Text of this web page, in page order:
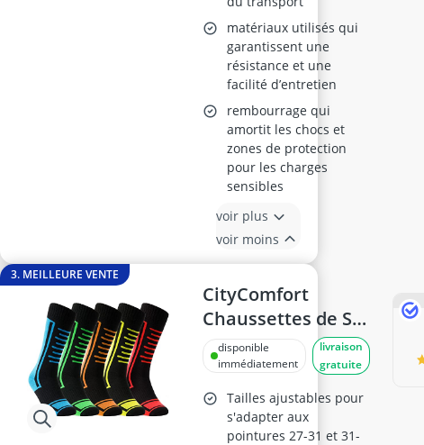
matériaux utilisés qui
garantissent une
résistance et une
facilité d’entretien
rembourrage qui
amortit les chocs et
zones de protection
pour les charges
sensibles
voir plus
voir moins
3. MEILLEURE VENTE
CityComfort
Chaussettes de Ski
Garçon Lot de 5
Noir, 27/31
disponible
immédiatement
livraison
gratuite
Tailles ajustables pour
s'adapter aux
pointures 27-31 et 31-